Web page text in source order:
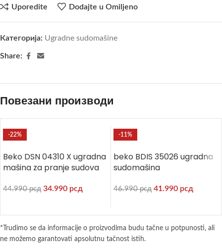
Uporedite Dodajte u Omiljeno
Категорија: Ugradne sudomašine
Share:
Повезани производи
-22%
Beko DSN 04310 X ugradna
mašina za pranje sudova
44.990рсд 34.990 рсд
-11%
beko BDIS 35026 ugradna
sudomašina
46.990рсд 41.990 рсд
*Trudimo se da informacije o proizvodima budu tačne u potpunosti, ali
ne možemo garantovati apsolutnu tačnost istih.